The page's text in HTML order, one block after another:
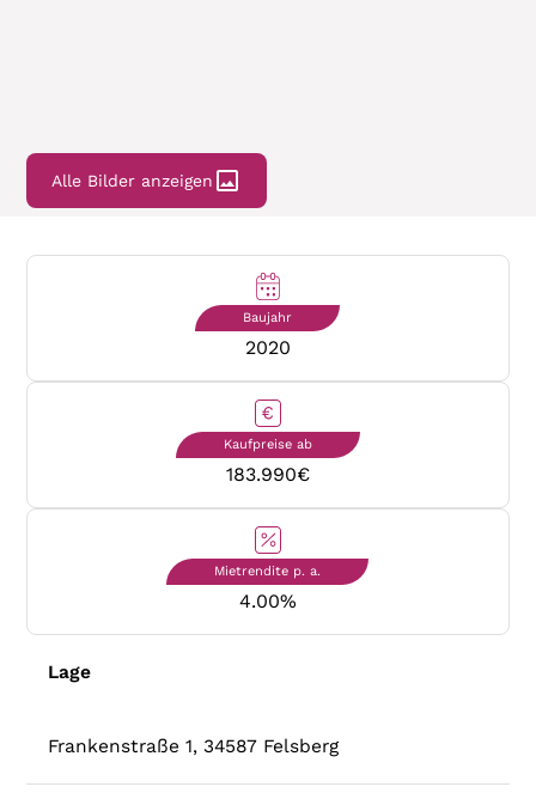
Alle Bilder anzeigen
Baujahr
2020
Kaufpreise ab
183.990€
Mietrendite p. a.
4.00%
Lage
Frankenstraße 1, 34587 Felsberg